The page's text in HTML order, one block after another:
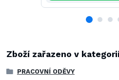
Zboží zařazeno v
PRACOVNÍ ODĚVY